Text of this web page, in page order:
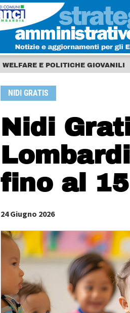
WELFARE E POLITICHE GIOVANILI
NIDI GRATIS
Nidi
fino al
24 Giugno 2026